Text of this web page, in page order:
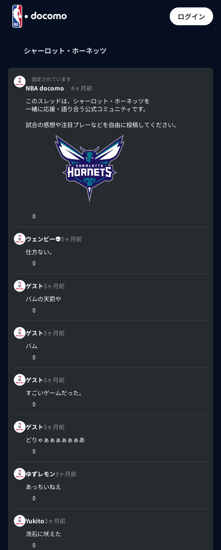
ログイン
シャーロット・ホーネッツ
固定されています
NBA docomo
4ヶ月前
このスレッドは、シャーロット・ホーネッツを
一緒に応援・語り合う公式コミュニティです。
試合の感想や注目プレーなどを自由に投稿してください。
0
ウェンビー👽3ヶ月前
仕方ない。
0
ゲスト3ヶ月前
バムの天罰や
0
ゲスト3ヶ月前
バム
0
ゲスト3ヶ月前
すごいゲームだった。
0
ゲスト3ヶ月前
どりゃぁぁぁぁぁぁあ
0
ゆずレモン3ヶ月前
あっちいねえ
0
Yukito3ヶ月前
流石に吠えた
0